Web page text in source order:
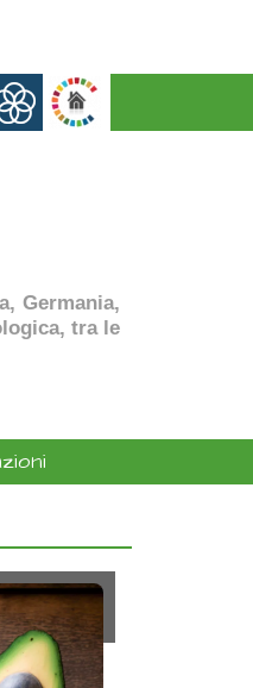
Germania,
tra le